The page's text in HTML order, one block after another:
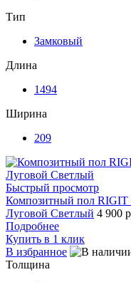
Тип
Замковый
Длина
1494
Ширина
209
Быстрый просмотр
Композитный пол RIGIT
Луговой Светлый 4 900
Подробнее
Купить в 1 клик
В избранное
Толщина